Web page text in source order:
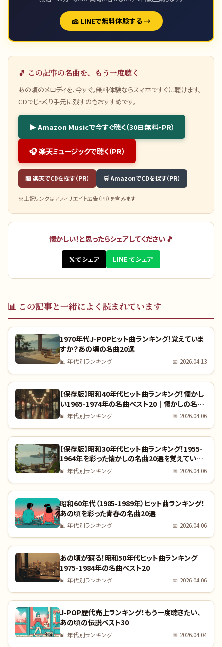
🧀 LINEで無料体験する →
🎵 この記事の名曲を、もう一度聴く
あの頃のメロディを、今すぐ。無料体験ならスマホですぐに聴けます。
CDでじっくり手元に残すのもおすすめです。
▶ Amazon Musicで今すぐ聴く（30日無料・PR）
🎧 楽天ミュージックで聴く（PR）
🏪 楽天でCDを探す（PR） 🛒 AmazonでCDを探す（PR）
※上記リンクはアフィリエイト広告（PR）を含みます
懐かしい！と思ったらシェアしてください 🎵
𝕏 でシェア LINE でシェア
📊 この記事と一緒によく読まれています
1970年代J-POPヒット曲ランキング！覚えていま
すか？あの頃の名曲20選
📊 年代別ランキング 📅 2026.04.13
【保存版】昭和40年代ヒット曲ランキング！懐かし
い1965-1974年の名曲ベスト20｜懐かしの名曲
完全リスト
📊 年代別ランキング 📅 2026.04.06
【保存版】昭和30年代ヒット曲ランキング！1955-
1964年を彩った懐かしの名曲20選を覚えていま
すか？｜全曲リスト付き
📊 年代別ランキング 📅 2026.04.06
昭和60年代（1985-1989年）ヒット曲ランキング！
あの頃を彩った青春の名曲20選
📊 年代別ランキング 📅 2026.04.06
あの頃が蘇る！昭和50年代ヒット曲ランキング｜
1975-1984年の名曲ベスト20
📊 年代別ランキング 📅 2026.04.06
J-POP歴代売上ランキング！もう一度聴きたい、
あの頃の伝説ベスト30
📊 年代別ランキング 📅 2026.04.04